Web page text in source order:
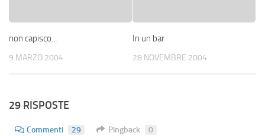
non capisco…
9 MARZO 2004
In un bar
28 NOVEMBRE 2004
29 RISPOSTE
Commenti 29 Pingback 0